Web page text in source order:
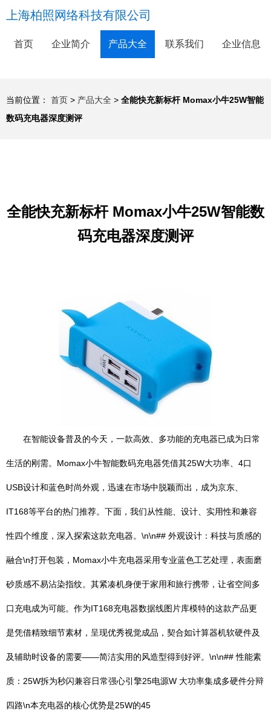
上海柏照网络科技有限公司
首页 企业简介 产品大全 联系我们 企业信息
当前位置： 首页 > 产品大全 > 全能快充新标杆 Momax小牛25W智能
数码充电器深度测评
全能快充新标杆 Momax小牛25W智能数
码充电器深度测评
在智能设备普及的今天，一款高效、多功能的充电器已成为日常
生活的刚需。Momax小牛智能数码充电器凭借其25W大功率、4口
USB设计和蓝色时尚外观，迅速在市场中脱颖而出，成为京东、
IT168等平台的热门推荐。下面，我们从性能、设计、实用性和兼容
性四个维度，深入探索这款充电器。\n\n## 外观设计：科技与质感的
融合\n打开包装，Momax小牛充电器采用专业蓝色工艺处理，表面磨
砂质感不易沾染指纹。其紧凑机身便于家用和旅行携带，让省空间多
口充电成为可能。作为IT168充电器数据线图片库模特的这款产品更
是凭借精致细节素材，呈现优秀视觉成品，契合如计算器机软硬件及
及辅助时设备的需要——简洁实用的风造型得到好评。\n\n## 性能素
质：25W拆为秒闪兼容日常强心引擎25电源W 大功率集成多硬件分辩
四路\n本充电器的核心优势是25W的45